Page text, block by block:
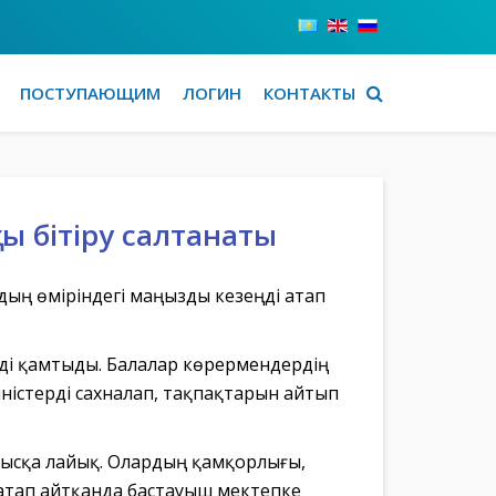
ПОСТУПАЮЩИМ ЛОГИН КОНТАКТЫ
бітіру салтанаты
өміріндегі маңызды кезеңді атап
қамтыды. Балалар көрермендердің
сахналап, тақпақтарын айтып
лайық. Олардың қамқорлығы,
айтқанда бастауыш мектепке